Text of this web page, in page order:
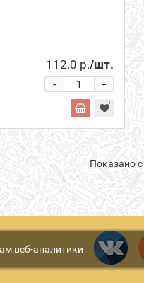
112.0 р./шт.
+
-
Показано с
веб-аналитики